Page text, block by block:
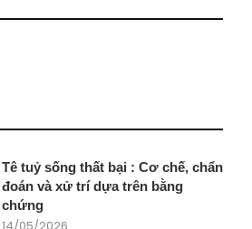
Tê tuỷ sống thất bại : Cơ chế, chẩn
đoán và xử trí dựa trên bằng
chứng